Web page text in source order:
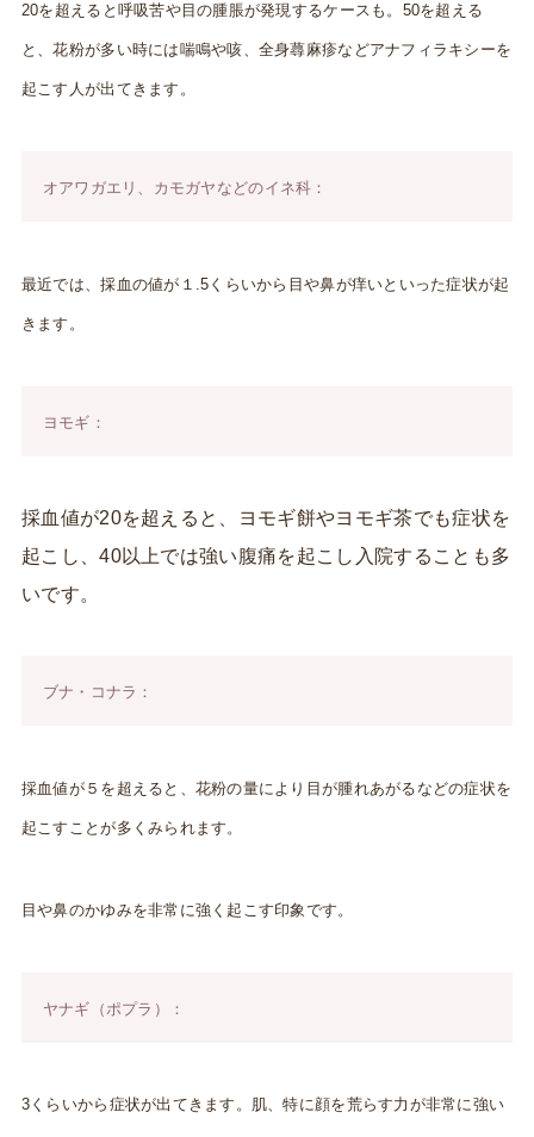
20を超えると呼吸苦や目の腫脹が発現するケースも。50を超える
と、花粉が多い時には喘鳴や咳、全身蕁麻疹などアナフィラキシーを
起こす人が出てきます。
オアワガエリ、カモガヤなどのイネ科：
最近では、採血の値が１.5くらいから目や鼻が痒いといった症状が起
きます。
ヨモギ：
採血値が20を超えると、ヨモギ餅やヨモギ茶でも症状を
起こし、40以上では強い腹痛を起こし入院することも多
いです。
ブナ・コナラ：
採血値が５を超えると、花粉の量により目が腫れあがるなどの症状を
起こすことが多くみられます。
目や鼻のかゆみを非常に強く起こす印象です。
ヤナギ（ポプラ）：
3くらいから症状が出てきます。肌、特に顔を荒らす力が非常に強い